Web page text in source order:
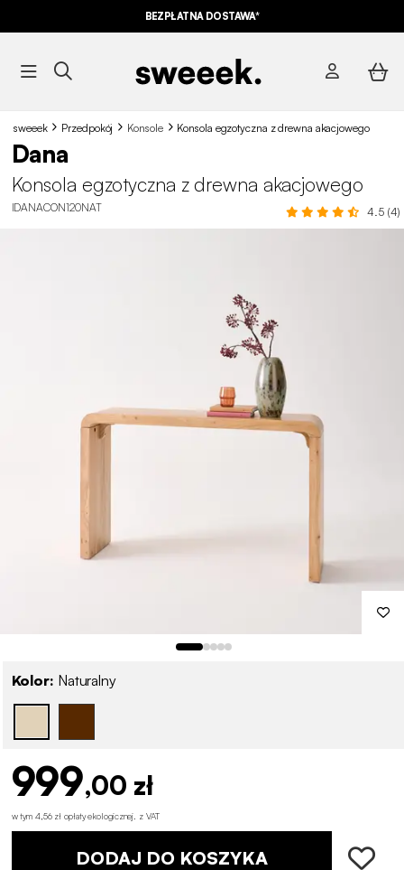
BEZPŁATNA DOSTAWA*
sweeek Przedpokój Konsole Konsola egzotyczna z drewna akacjowego
Dana
Konsola egzotyczna z drewna akacjowego
IDANACON120NAT 4.5 (4)
Kolor: Naturalny
999,00 zł
w tym 4,56 zł opłaty ekologicznej z VAT
DODAJ DO KOSZYKA